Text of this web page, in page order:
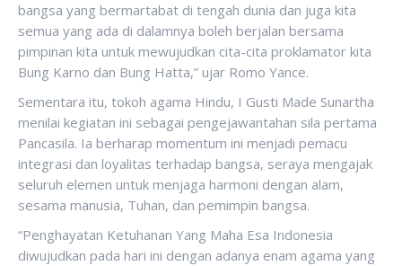
bangsa yang bermartabat di tengah dunia dan juga kita
semua yang ada di dalamnya boleh berjalan bersama
pimpinan kita untuk mewujudkan cita-cita proklamator kita
Bung Karno dan Bung Hatta,” ujar Romo Yance.
Sementara itu, tokoh agama Hindu, I Gusti Made Sunartha
menilai kegiatan ini sebagai pengejawantahan sila pertama
Pancasila. Ia berharap momentum ini menjadi pemacu
integrasi dan loyalitas terhadap bangsa, seraya mengajak
seluruh elemen untuk menjaga harmoni dengan alam,
sesama manusia, Tuhan, dan pemimpin bangsa.
“Penghayatan Ketuhanan Yang Maha Esa Indonesia
diwujudkan pada hari ini dengan adanya enam agama yang